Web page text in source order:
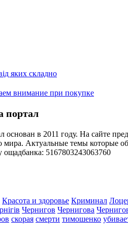
яких складно
внимание при покупке
портал
в 2011 году. На сайте
мира. Актуальные темы которые
5167803243063760
Красота и здоровье Криминал
Чернигов Чернигова
скорая смерти тимошенко